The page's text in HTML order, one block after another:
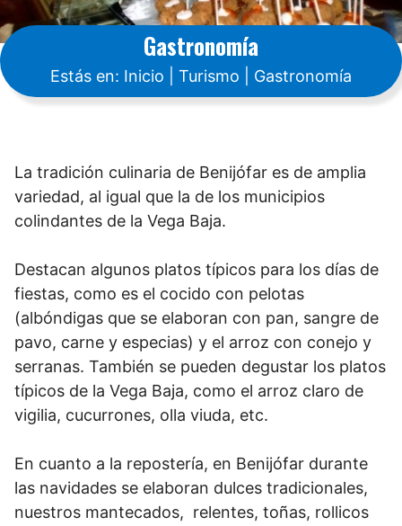
Gastronomía
Estás en: Inicio Turismo Gastronomía
La tradición culinaria de Benijófar es de amplia
variedad, al igual que la de los municipios
colindantes de la Vega Baja.
Destacan algunos platos típicos para los días de
fiestas, como es el cocido con pelotas
(albóndigas que se elaboran con pan, sangre de
pavo, carne y especias) y el arroz con conejo y
serranas. También se pueden degustar los platos
típicos de la Vega Baja, como el arroz claro de
vigilia, cucurrones, olla viuda, etc.
En cuanto a la repostería, en Benijófar durante
las navidades se elaboran dulces tradicionales,
nuestros mantecados, relentes, toñas, rollicos